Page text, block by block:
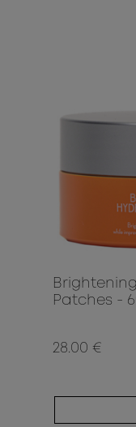
Patches -
28.00 €